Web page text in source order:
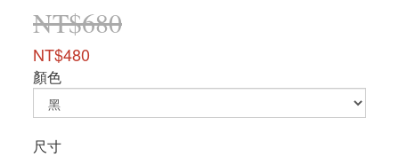
NT$680
NT$480
顏色
尺寸